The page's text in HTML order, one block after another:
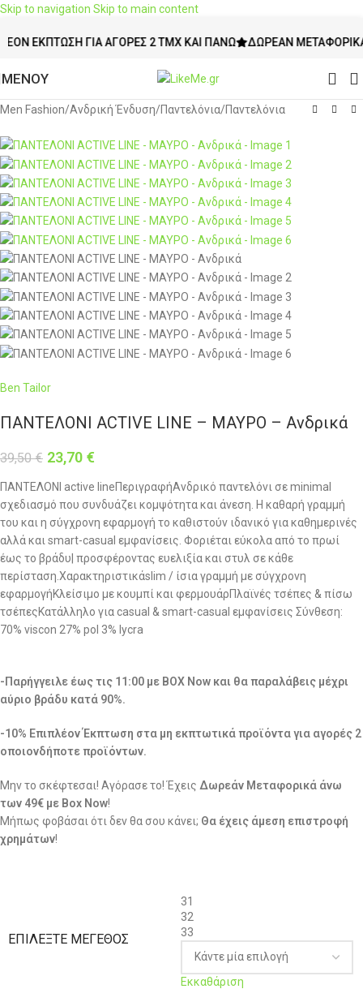
Skip to navigation Skip to main content
ΓΙΑ ΑΓΟΡΈΣ 2 ΤΜΧ ΚΑΙ ΠΆΝΩ ΔΩΡΕΆΝ ΜΕΤΑΦΟΡΙΚΆ ΆΝΩ
ΜΕΝΟΥ
Men Fashion/Ανδρική Ένδυση/Παντελόνια/Παντελόνια
-40%
Ben Tailor
ΠΑΝΤΕΛΟΝΙ ACTIVE LINE – ΜΑΥΡΟ – Ανδρικά
39,50€ 23,70 €
ΠΑΝΤΕΛΟΝΙ active lineΠεριγραφήΑνδρικό παντελόνι σε minimal
σχεδιασμό που συνδυάζει κομψότητα και άνεση. Η καθαρή γραμμή
του και η σύγχρονη εφαρμογή το καθιστούν ιδανικό για καθημερινές
αλλά και smart-casual εμφανίσεις. Φοριέται εύκολα από το πρωί
έως το βράδυ| προσφέροντας ευελιξία και στυλ σε κάθε
περίσταση.Χαρακτηριστικάslim / ίσια γραμμή με σύγχρονη
εφαρμογήΚλείσιμο με κουμπί και φερμουάρΠλαϊνές τσέπες & πίσω
τσέπεςΚατάλληλο για casual & smart-casual εμφανίσεις Σύνθεση:
70% viscon 27% pol 3% lycra
-Παρήγγειλε έως τις 11:00 με BOX Now και θα παραλάβεις μέχρι
αύριο βράδυ κατά 90%.
-10% Επιπλέον Έκπτωση στα μη εκπτωτικά προϊόντα για αγορές 2
οποιονδήποτε προϊόντων.
Μην το σκέφτεσαι! Αγόρασε το! Έχεις Δωρεάν Μεταφορικά άνω
των 49€ με Box Now!
Μήπως φοβάσαι ότι δεν θα σου κάνει; Θα έχεις άμεση επιστροφή
χρημάτων!
ΕΠΙΛΈΞΤΕ ΜΈΓΕΘΟΣ
31
32
33
Εκκαθάριση